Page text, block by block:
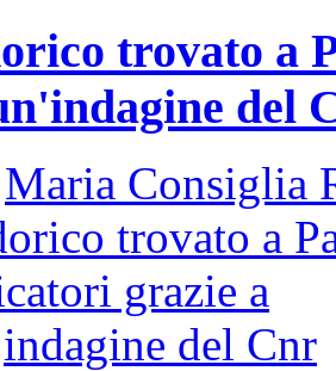
trovato a
del
Maria Consiglia